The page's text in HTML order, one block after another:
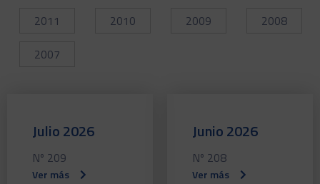
2011
2010 2009
2008
2007
Julio 2026
Nº 209
Ver más
Junio 2026
Nº 208
Ver más